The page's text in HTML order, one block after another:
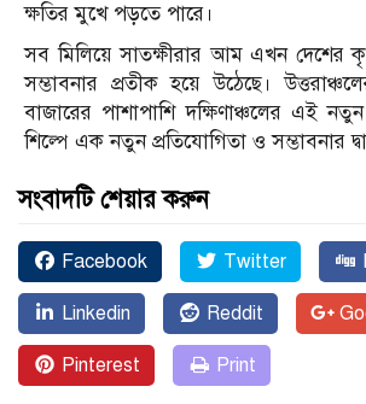
ক্ষতির মুখে পড়তে পারে।
সব মিলিয়ে সাতক্ষীরার আম এখন দেশের
সম্ভাবনার প্রতীক হয়ে উঠেছে।
বাজারের পাশাপাশি দক্ষিণাঞ্চলের এই
শিল্পে এক নতুন প্রতিযোগিতা ও সম্ভাবনার
সংবাদটি শেয়ার করুন
Facebook Twitter
Linkedin Reddit
Pinterest Print